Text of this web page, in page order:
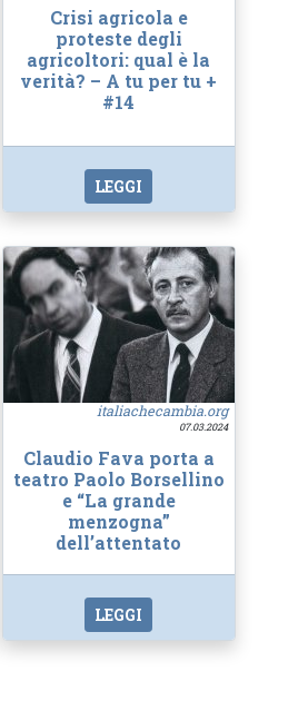
Crisi agricola e
proteste degli
agricoltori: qual è la
verità? – A tu per tu +
#14
LEGGI
italiachecambia.org
07.03.2024
Claudio Fava porta a
teatro Paolo Borsellino
e “La grande
menzogna”
dell’attentato
LEGGI